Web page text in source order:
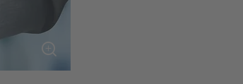
(EFK)